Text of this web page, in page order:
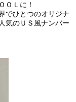
ＯＬに！
でひとつのオリジナ
気のＵＳ風ナンバー